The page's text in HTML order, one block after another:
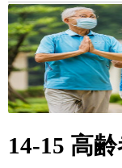
14-15 高